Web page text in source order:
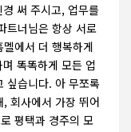
써 주시고, 업무를
트너님은 항상 서로
에서 더 행복하게
똑똑하게 모든 업
싶습니다. 아 무쪼록
회사에서 가장 뛰어
평택과 경주의 모